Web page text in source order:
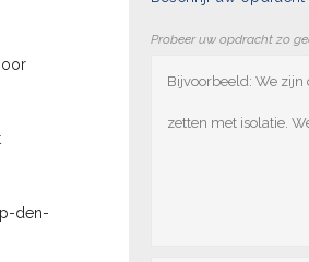
den-
Probeer uw opdracht zo